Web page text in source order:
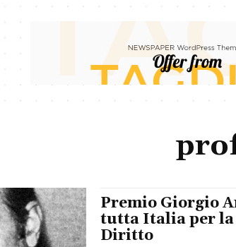
Premio Giorgio
tutta Italia per la
Diritto